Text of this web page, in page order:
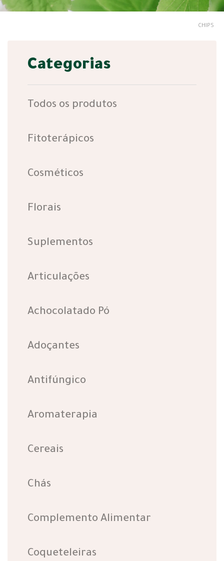
CHIPS
Categorias
Todos os produtos
Fitoterápicos
Cosméticos
Florais
Suplementos
Articulações
Achocolatado Pó
Adoçantes
Antifúngico
Aromaterapia
Cereais
Chás
Complemento Alimentar
Coqueteleiras